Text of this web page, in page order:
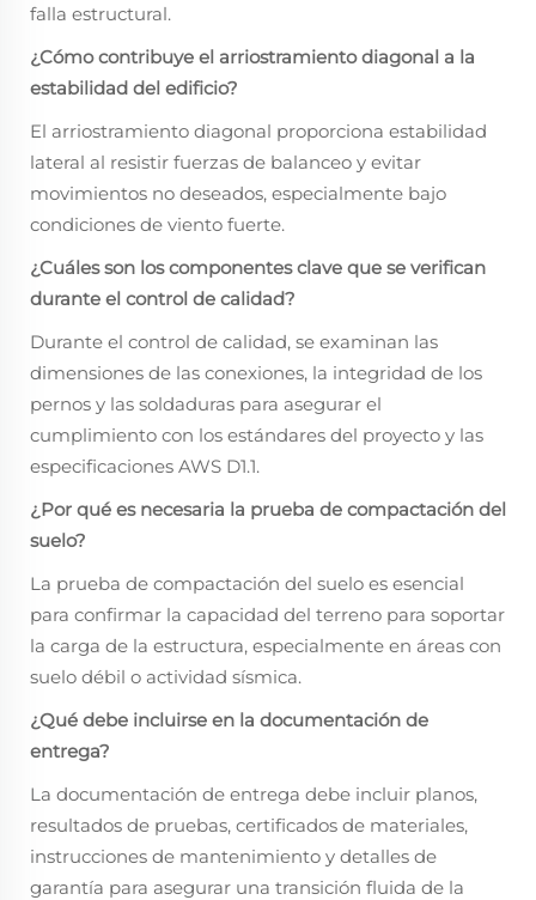
falla estructural.
¿Cómo contribuye el arriostramiento diagonal a la
estabilidad del edificio?
El arriostramiento diagonal proporciona estabilidad
lateral al resistir fuerzas de balanceo y evitar
movimientos no deseados, especialmente bajo
condiciones de viento fuerte.
¿Cuáles son los componentes clave que se verifican
durante el control de calidad?
Durante el control de calidad, se examinan las
dimensiones de las conexiones, la integridad de los
pernos y las soldaduras para asegurar el
cumplimiento con los estándares del proyecto y las
especificaciones AWS D1.1.
¿Por qué es necesaria la prueba de compactación del
suelo?
La prueba de compactación del suelo es esencial
para confirmar la capacidad del terreno para soportar
la carga de la estructura, especialmente en áreas con
suelo débil o actividad sísmica.
¿Qué debe incluirse en la documentación de
entrega?
La documentación de entrega debe incluir planos,
resultados de pruebas, certificados de materiales,
instrucciones de mantenimiento y detalles de
garantía para asegurar una transición fluida de la